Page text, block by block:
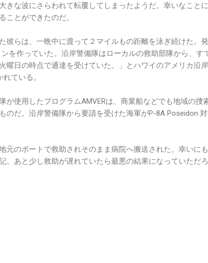
きな波にさらわれて転覆してしまったようだ。幸いなこと
ことができたのだ。
彼らは、一晩中に渡って２マイルもの距離を泳ぎ続けた。
を作っていた。沿岸警備隊はローカルの救助部隊から、す
曜日の時点で通達を受けていた。」とハワイのアメリカ沿
ている。
が使用したプログラムAMVERは、商業船などでも地域の捜
のだ。沿岸警備隊から要請を受けた海軍がP-8A Poseidon
元のボートで救助されそのまま病院へ搬送された。幸いに
、あと少し救助が遅れていたら最悪の結果になっていただろ